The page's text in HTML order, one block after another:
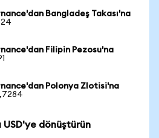
Bangladeş Takası'na
Filipin Pezosu'na
Polonya Zlotisi'na
dönüştürün